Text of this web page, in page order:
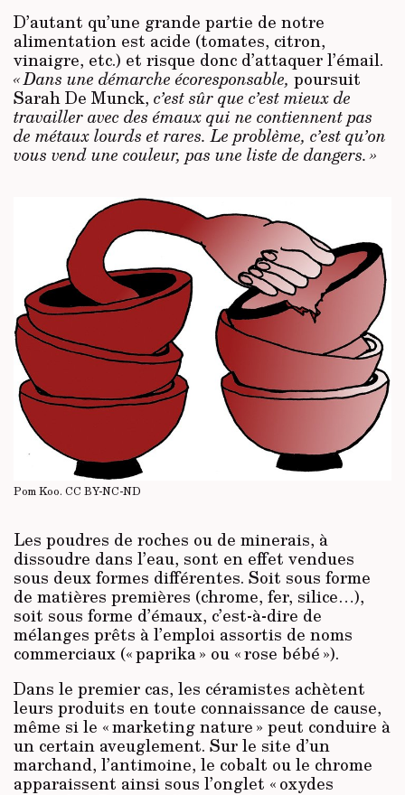
D’autant qu’une grande partie de notre
alimentation est acide (tomates, citron,
vinaigre, etc.) et risque donc d’attaquer l’émail.
« Dans une démarche écoresponsable, poursuit
Sarah De Munck, c’est sûr que c’est mieux de
travailler avec des émaux qui ne contiennent pas
de métaux lourds et rares. Le problème, c’est qu’on
vous vend une couleur, pas une liste de dangers. »
Pom Koo. CC BY-NC-ND
Les poudres de roches ou de minerais, à
dissoudre dans l’eau, sont en effet vendues
sous deux formes différentes. Soit sous forme
de matières premières (chrome, fer, silice…),
soit sous forme d’émaux, c’est-à-dire de
mélanges prêts à l’emploi assortis de noms
commerciaux (« paprika » ou « rose bébé »).
Dans le premier cas, les céramistes achètent
leurs produits en toute connaissance de cause,
même si le « marketing nature » peut conduire à
un certain aveuglement. Sur le site d’un
marchand, l’antimoine, le cobalt ou le chrome
apparaissent ainsi sous l’onglet « oxydes